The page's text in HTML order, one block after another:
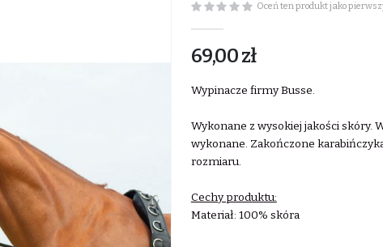
Oceń ten produkt jako
69,00 zł
Wypinacze firmy Busse.
Wykonane z wysokiej jakości skóry.
wykonane. Zakończone
rozmiaru.
Cechy produktu:
Materiał: 100% skóra